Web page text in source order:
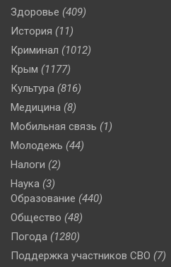
Здоровье (409)
История (11)
Криминал (1012)
Крым (1177)
Культура (816)
Медицина (8)
Мобильная связь (1)
Молодежь (44)
Налоги (2)
Наука (3)
Образование (440)
Общество (48)
Погода (1280)
Поддержка участников СВО (7)